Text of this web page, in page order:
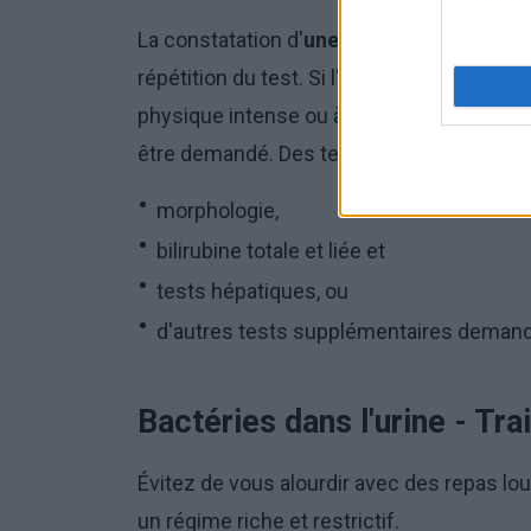
La constatation d'une concentration
répétition du test. Si l'augmentation de
physique intense ou à la consommation
être demandé. Des tests sont
morphologie,
bilirubine totale et liée et
tests hépatiques, ou
d'autres tests supplémentaires
Bactéries dans l'urine -
Évitez de vous alourdir avec des repas
un régime riche et restrictif.